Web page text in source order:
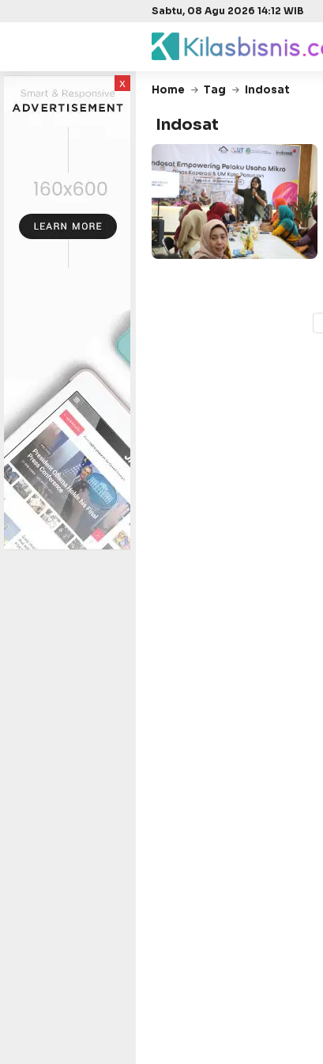
Sabtu, 08 Agu 2026 14:12 WIB
x Home Tag Indosat
Indosat